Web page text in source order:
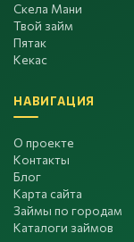
Скела Мани
Твой займ
Пятак
Кекас
НАВИГАЦИЯ
О проекте
Контакты
Блог
Карта сайта
Займы по городам
Каталоги займов